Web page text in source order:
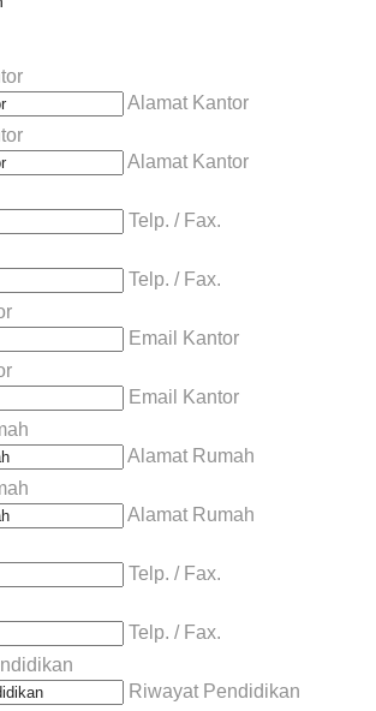
Alamat Kantor
Alamat Kantor
Telp. / Fax.
Telp. / Fax.
Email Kantor
Email Kantor
Alamat Rumah
Alamat Rumah
Telp. / Fax.
Telp. / Fax.
Riwayat Pendidikan